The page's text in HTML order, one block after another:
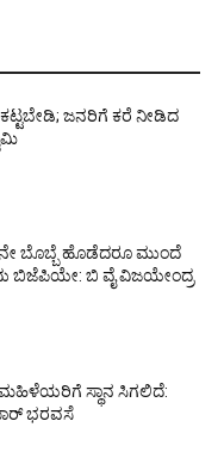
ಜನರಿಗೆ ಕರೆ ನೀಡಿದ
ಬೊಬ್ಬೆ ಹೊಡೆದರೂ ಮುಂದೆ
ಬಿಜೆಪಿಯೇ: ಬಿ ವೈ ವಿಜಯೇಂದ್ರ
ಸ್ಥಾನ ಸಿಗಲಿದೆ:
ಭರವಸೆ